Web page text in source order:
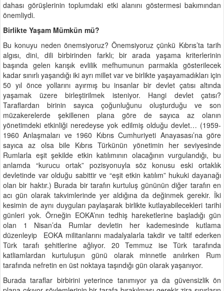
dahası görüşlerinin toplumdaki etki alanını göstermesi bakımından
önemliydi.
Birlikte Yaşam Mümkün mü?
Bu konuyu neden önemsiyoruz? Önemsiyoruz çünkü Kıbrıs’ta tarih
algısı, dini, dili birbirinden farklı; bir arada yaşama kriterlerinin
başında gelen karışık evlilik mefhumunun parmakla gösterilecek
kadar sınırlı yaşandığı iki ayrı millet var ve birlikte yaşayamadıkları için
50 yıl önce yollarını ayırmış bu insanlar bir devlet çatısı altında
yaşamak üzere birleştirilmek isteniyor. Hangi devlet çatısı?
Taraflardan birinin sayıca çoğunluğunu oluşturduğu ve son
müzakerelerde şekillenen plana göre de sayıca az olanın
yönetimdeki etkinliği neredeyse yok edilmiş olduğu devlet… (1959-
1960 Anlaşmaları ve 1960 Kıbrıs Cumhuriyeti Anayasası’na göre
sayıca az olsa bile Kıbrıs Türkünün yönetimin her seviyesinde
Rumlarla eşit şekilde etkin katılımının olacağının vurgulandığı, bu
anlamda “kurucu ortak” pozisyonuyla söz konusu eski ortaklık
devletinde var olduğu sabittir ve “eşit etkin katılım” hukuki dayanağı
olan bir haktır.) Burada bir tarafın kurtuluş gününün diğer tarafın en
acı gün olarak takvimlerinde yer aldığına da değinmek gerekir. İki
kesimin de aynı duyguları paylaşarak birlikte kutlayabilecekleri tarihi
günleri yok. Örneğin EOKA’nın tedhiş hareketlerine başladığı gün
olan 1 Nisan’da Rumlar devletin her kademesinde kutlama
düzenleyip EOKA militanlarını madalyalarla takdir ve taltif ederken
Türk tarafı şehitlerine ağlıyor. 20 Temmuz ise Türk tarafında
katliamlardan kurtuluşun günü olarak minnetle anılırken Rum
tarafında nefretin en üst noktaya taşındığı gün olarak yaşanıyor.
Burada taraflar birbirini yeterince tanımıyor ya da güvensizlik ön